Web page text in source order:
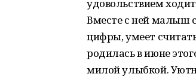
удовольствием
Вместе с ней малыш
цифры, умеет
родилась в июне
милой улыбкой.